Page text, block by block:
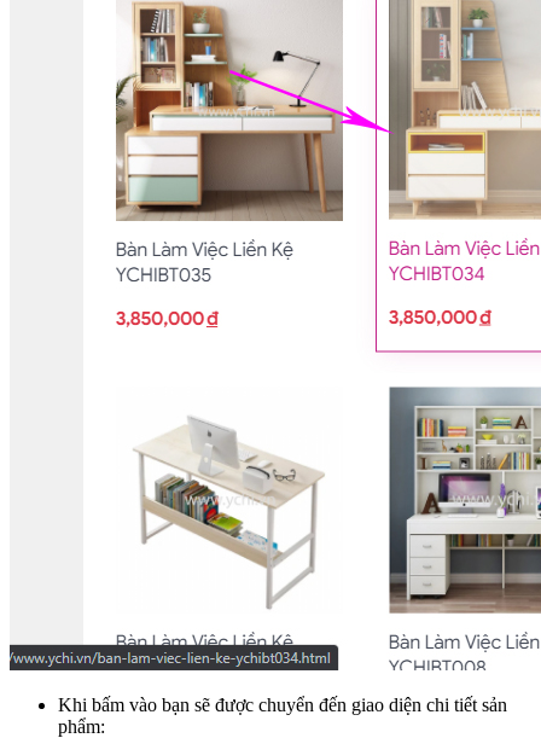
Khi bấm vào bạn sẽ được chuyển đến giao diện chi tiết sản
phẩm: